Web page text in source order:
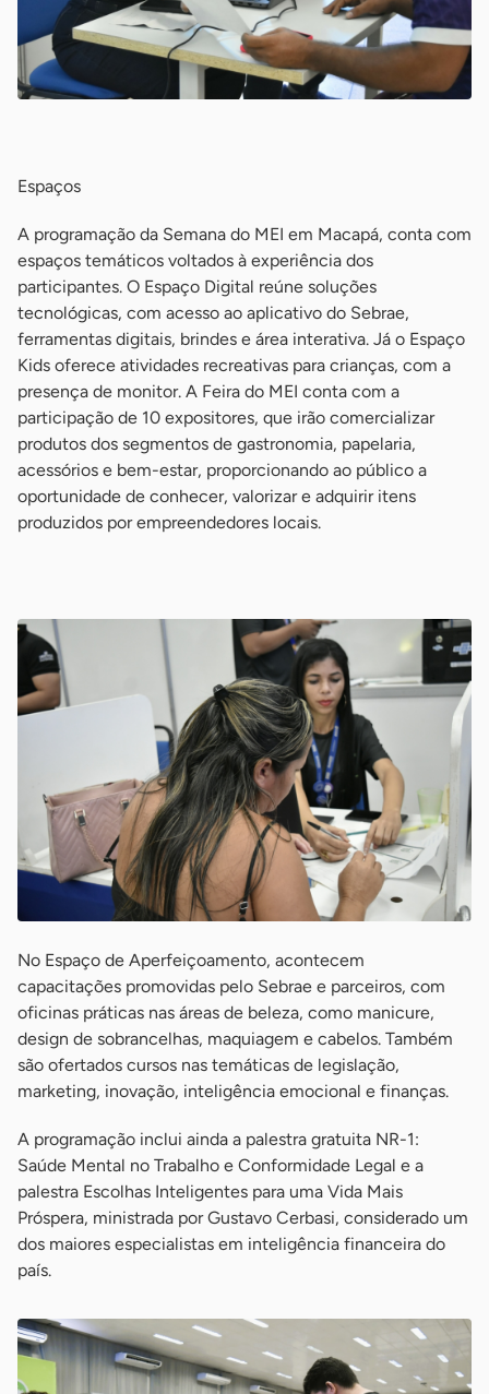
Espaços
A programação da Semana do MEI em Macapá, conta com
espaços temáticos voltados à experiência dos
participantes. O Espaço Digital reúne soluções
tecnológicas, com acesso ao aplicativo do Sebrae,
ferramentas digitais, brindes e área interativa. Já o Espaço
Kids oferece atividades recreativas para crianças, com a
presença de monitor. A Feira do MEI conta com a
participação de 10 expositores, que irão comercializar
produtos dos segmentos de gastronomia, papelaria,
acessórios e bem-estar, proporcionando ao público a
oportunidade de conhecer, valorizar e adquirir itens
produzidos por empreendedores locais.
No Espaço de Aperfeiçoamento, acontecem
capacitações promovidas pelo Sebrae e parceiros, com
oficinas práticas nas áreas de beleza, como manicure,
design de sobrancelhas, maquiagem e cabelos. Também
são ofertados cursos nas temáticas de legislação,
marketing, inovação, inteligência emocional e finanças.
A programação inclui ainda a palestra gratuita NR-1:
Saúde Mental no Trabalho e Conformidade Legal e a
palestra Escolhas Inteligentes para uma Vida Mais
Próspera, ministrada por Gustavo Cerbasi, considerado um
dos maiores especialistas em inteligência financeira do
país.